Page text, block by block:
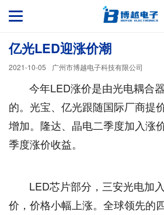
亿光LED迎涨价潮
2021-10-05 广州市博越电子科技有限公司
今年LED涨价是由光电耦合
的。光宝、亿光跟随国际厂商提
增加。隆达、晶电二季度加入涨
季度涨价收益。
LED芯片部分，三安光电加
价，价格小幅上涨。全球领先的